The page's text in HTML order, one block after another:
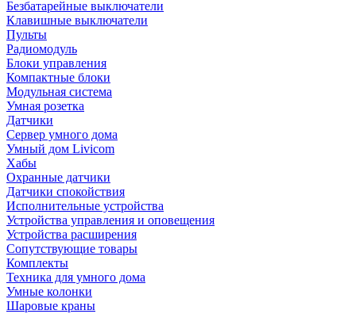
Безбатарейные выключатели
Клавишные выключатели
Пульты
Радиомодуль
Блоки управления
Компактные блоки
Модульная система
Умная розетка
Датчики
Сервер умного дома
Умный дом Livicom
Хабы
Охранные датчики
Датчики спокойствия
Исполнительные устройства
Устройства управления и оповещения
Устройства расширения
Сопутствующие товары
Комплекты
Техника для умного дома
Умные колонки
Шаровые краны